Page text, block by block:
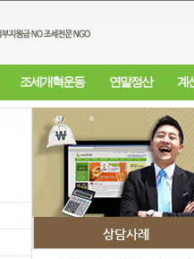
조세개혁운동 연말정산 계
상담사례